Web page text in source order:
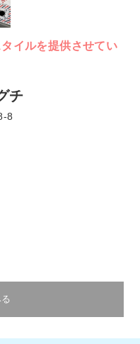
イルを提供させてい
チ
8